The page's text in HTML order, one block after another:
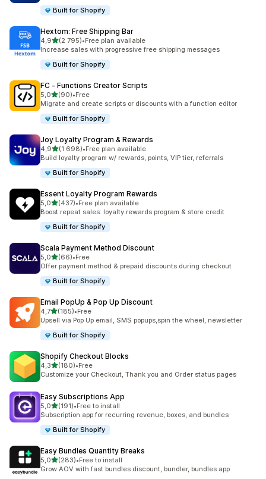
Built for Shopify
Hextom: Free Shipping Bar
4,9av 5 stjerner
(2 795)
Totalt 2795 omtaler
•Free plan available
Increase sales with progressive free shipping messages
Built for Shopify
FC ‑ Functions Creator Scripts
5,0av 5 stjerner
(90)
Totalt 90 omtaler
•Free
Migrate and create scripts or discounts with a function editor
Built for Shopify
Joy Loyalty Program & Rewards
4,9av 5 stjerner
(1 698)
Totalt 1698 omtaler
•Free plan available
Build loyalty program w/ rewards, points, VIP tier, referrals
Built for Shopify
Essent Loyalty Program Rewards
5,0av 5 stjerner
(437)
Totalt 437 omtaler
•Free plan available
Boost repeat sales: loyalty rewards program & store credit
Built for Shopify
Scala Payment Method Discount
5,0av 5 stjerner
(66)
Totalt 66 omtaler
•Free
Offer payment method & prepaid discounts during checkout
Built for Shopify
Email PopUp & Pop Up Discount
4,7av 5 stjerner
(185)
Totalt 185 omtaler
•Free
Upsell via Pop Up email, SMS popups,spin the wheel, newsletter
Built for Shopify
Shopify Checkout Blocks
4,3av 5 stjerner
(180)
Totalt 180 omtaler
•Free
Customize your Checkout, Thank you and Order status pages
Easy Subscriptions App
5,0av 5 stjerner
(191)
Totalt 191 omtaler
•Free to install
Subscription app for recurring revenue, boxes, and bundles
Built for Shopify
Easy Bundles Quantity Breaks
5,0av 5 stjerner
(283)
Totalt 283 omtaler
•Free to install
Grow AOV with fast bundles discount, bundler, bundles app